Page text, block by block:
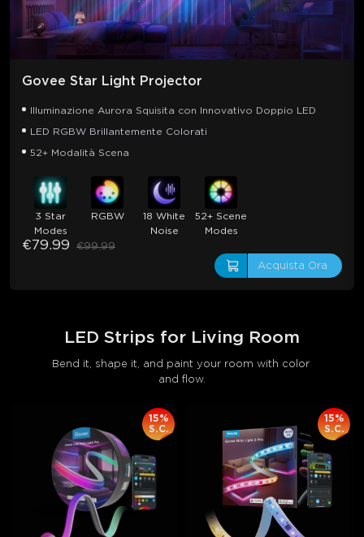
Govee Star Light Projector
Illuminazione Aurora Squisita con Innovativo Doppio LED
LED RGBW Brillantemente Colorati
52+ Modalità Scena
3 Star
Modes
RGBW
18 White
Noise
52+ Scene
Modes
€79.99
€99.99
Acquista Ora
LED Strips for Living Room
Bend it, shape it, and paint your room with color
and flow.
15%
S.C.
15%
S.C.